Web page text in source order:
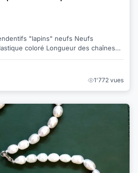
"lapins" neufs Neufs
coloré Longueur des chaînes
1'772 vues